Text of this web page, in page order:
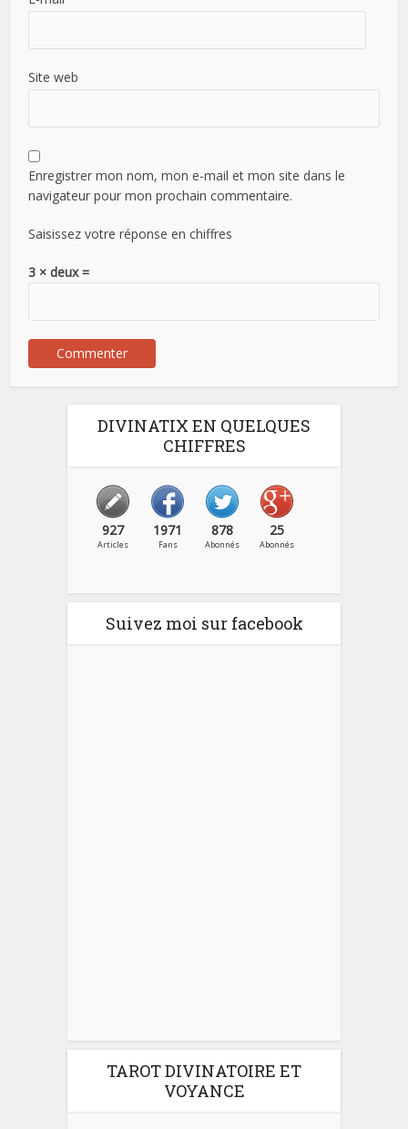
Site web
Enregistrer mon nom, mon e-mail et mon site dans le
navigateur pour mon prochain commentaire.
Saisissez votre réponse en chiffres
3 × deux =
DIVINATIX EN QUELQUES
CHIFFRES
927
Articles
1971
Fans
878
Abonnés
25
Abonnés
Suivez moi sur facebook
TAROT DIVINATOIRE ET
VOYANCE